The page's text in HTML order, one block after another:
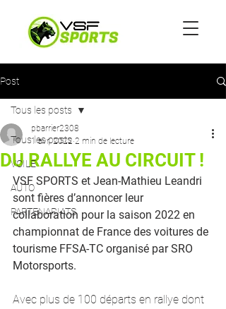
Post
Tous les posts
VOILE
AUTO
PARTENARIATS
Tous les posts
DU RALLYE AU CIRCUIT !
pbarrier2308
1 avr. 2022 2 min de lecture
VSF SPORTS et Jean-Mathieu Leandri
sont fières d’annoncer leur
collaboration pour la saison 2022 en
championnat de France des voitures de
tourisme FFSA-TC organisé par SRO
Motorsports.
Avec plus de 100 départs en rallye dont